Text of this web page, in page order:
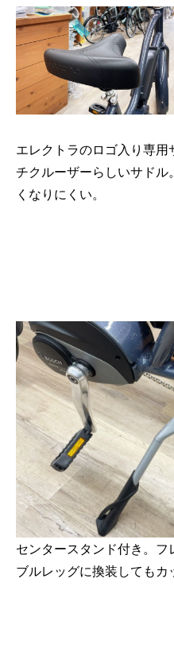
エレクトラのロゴ入り専
チクルーザーらしいサド
くなりにくい。
センタースタンド付き。
ブルレッグに換装してもカ